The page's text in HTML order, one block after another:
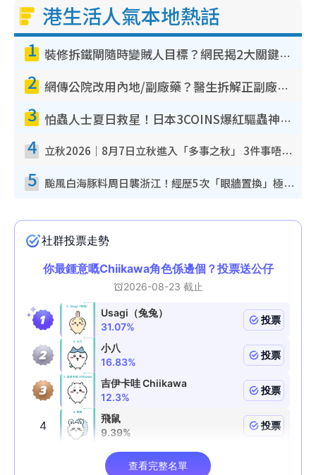
港生活人氣本地熱話
1 裝修拆鐵閘隨時變賊人目標？網民揭2大關鍵用途：裝新式等於白裝？附新舊鐵閘分別
2 網傳公院改用內地/副廠藥？醫生拆解正副廠分別 揭4類人換藥隨時出事
3 怕蟲人士夏日救星！日本3COINS爆紅驅蟲神器$45起 1招「全程免觸碰」輕鬆搞定小強
4 立秋2026｜8月7日立秋進入「多事之秋」 3件事唔做得！專家教6招開運 清枱頭／銀包納氣接好運
5 颱風白海豚料周日襲浙江！經歷5次「眼牆置換」極罕見 成登陸內地最長途颱風